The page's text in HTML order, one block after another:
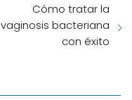
Cómo tratar la
vaginosis bacteriana
con éxito